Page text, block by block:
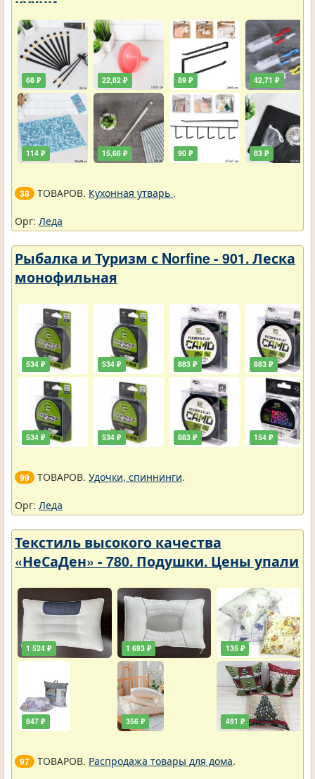
68 ₽
114 ₽
22,82 ₽
15,66 ₽
89 ₽
90 ₽
42,71 ₽
83 ₽
38 ТОВАРОВ. Кухонная утварь .
Орг: Леда
Рыбалка и Туризм с Norfine - 901. Леска
монофильная
534 ₽
534 ₽
534 ₽
534 ₽
883 ₽
883 ₽
883 ₽
154 ₽
99 ТОВАРОВ. Удочки, спиннинги.
Орг: Леда
Текстиль высокого качества
«НеСаДен» - 780. Подушки. Цены упали
1 524 ₽
847 ₽
1 693 ₽
356 ₽
135 ₽
491 ₽
97 ТОВАРОВ. Распродажа товары для дома.